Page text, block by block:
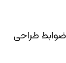
طراحی